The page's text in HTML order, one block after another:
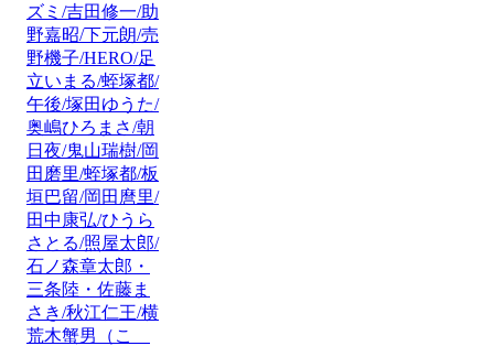
ズミ/吉田修一/助
野嘉昭/下元朗/売
野機子/HERO/足
立いまる/蛭塚都/
午後/塚田ゆうた/
奥嶋ひろまさ/朝
日夜/鬼山瑞樹/岡
田磨里/蛭塚都/板
垣巴留/岡田麿里/
田中康弘/ひうら
さとる/照屋太郎/
石ノ森章太郎・
三条陸・佐藤ま
さき/秋江仁王/横
荒木蟹男（こゝ